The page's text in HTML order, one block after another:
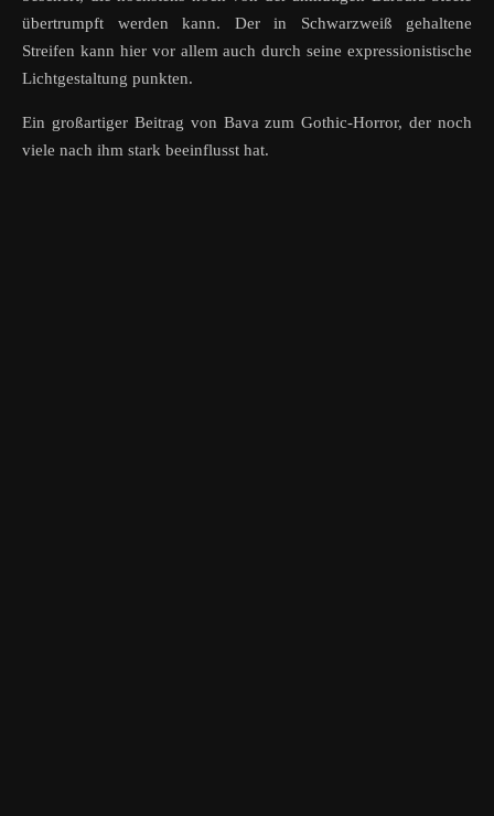
übertrumpft werden kann. Der in Schwarzweiß gehaltene
Streifen kann hier vor allem auch durch seine expressionistische
Lichtgestaltung punkten.
Ein großartiger Beitrag von Bava zum Gothic-Horror, der noch
viele nach ihm stark beeinflusst hat.